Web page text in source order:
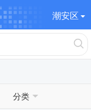
潮安区
分类